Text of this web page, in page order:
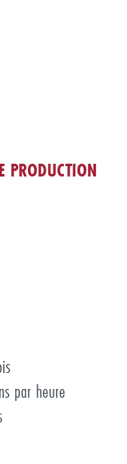
PRODUCTION
par heure